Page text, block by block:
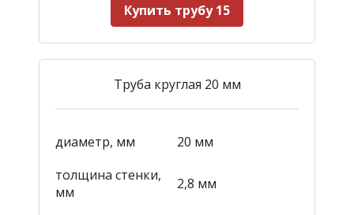
Купить трубу 15
Труба круглая 20 мм
диаметр, мм
20 мм
толщина стенки,
мм
2,8 мм